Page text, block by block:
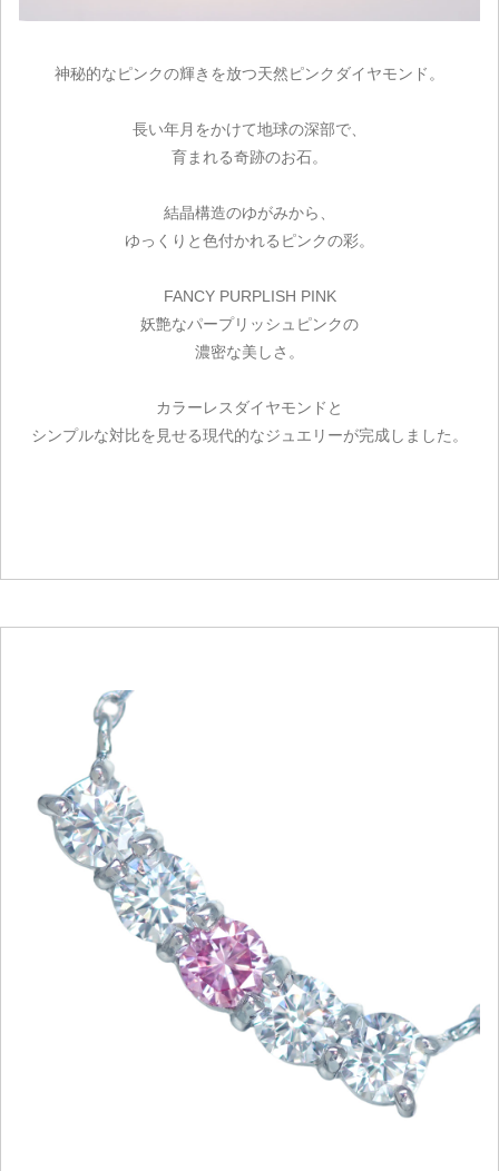
神秘的なピンクの輝きを放つ天然ピンクダイヤモンド。
長い年月をかけて地球の深部で、
育まれる奇跡のお石。
結晶構造のゆがみから、
ゆっくりと色付かれるピンクの彩。
FANCY PURPLISH PINK
妖艶なパープリッシュピンクの
濃密な美しさ。
カラーレスダイヤモンドと
シンプルな対比を見せる現代的なジュエリーが完成しました。